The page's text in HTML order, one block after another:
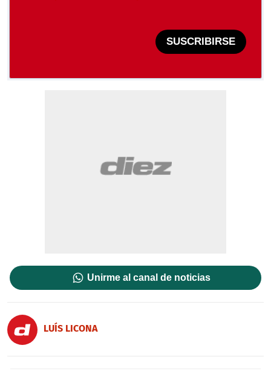
SUSCRIBIRSE
Unirme al canal de noticias
LUÍS LICONA